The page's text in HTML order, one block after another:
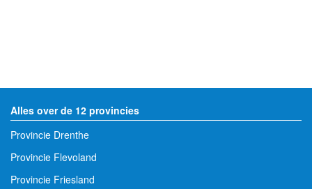
Alles over de 12 provincies
Provincie Drenthe
Provincie Flevoland
Provincie Friesland